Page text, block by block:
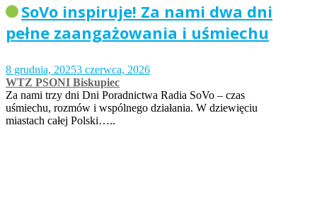
SoVo inspiruje! Za nami dwa dni
pełne zaangażowania i uśmiechu
8 grudnia, 20253 czerwca, 2026
WTZ PSONI Biskupiec
Za nami trzy dni Dni Poradnictwa Radia SoVo – czas
uśmiechu, rozmów i wspólnego działania. W dziewięciu
miastach całej Polski…..